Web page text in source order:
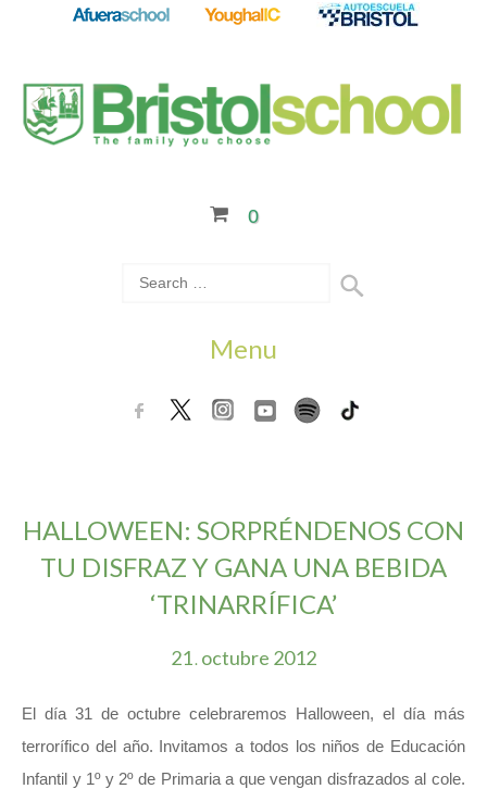
0
Menu
HALLOWEEN: SORPRÉNDENOS CON
TU DISFRAZ Y GANA UNA BEBIDA
‘TRINARRÍFICA’
21. octubre 2012
El día 31 de octubre celebraremos Halloween, el día más
terrorífico del año. Invitamos a todos los niños de Educación
Infantil y 1º y 2º de Primaria a que vengan disfrazados al cole.